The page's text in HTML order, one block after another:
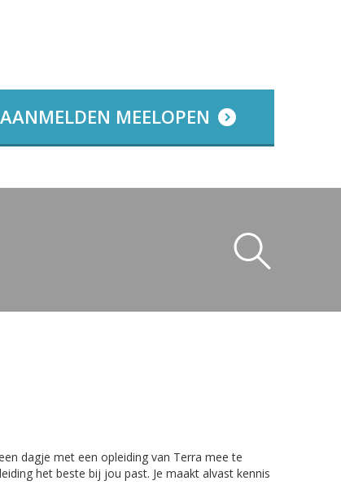
AANMELDEN MEELOPEN
dagje met een opleiding van Terra mee te
het beste bij jou past. Je maakt alvast kennis